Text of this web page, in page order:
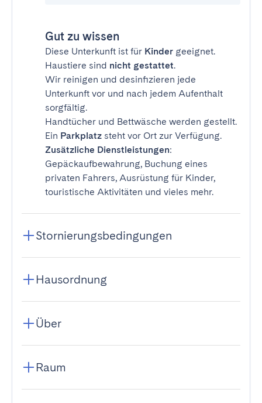
Gut zu wissen
Diese Unterkunft ist für Kinder geeignet.
Haustiere sind nicht gestattet.
Wir reinigen und desinfizieren jede
Unterkunft vor und nach jedem Aufenthalt
sorgfältig.
Handtücher und Bettwäsche werden gestellt.
Ein Parkplatz steht vor Ort zur Verfügung.
Zusätzliche Dienstleistungen:
Gepäckaufbewahrung, Buchung eines
privaten Fahrers, Ausrüstung für Kinder,
touristische Aktivitäten und vieles mehr.
Stornierungsbedingungen
Hausordnung
Über
Raum